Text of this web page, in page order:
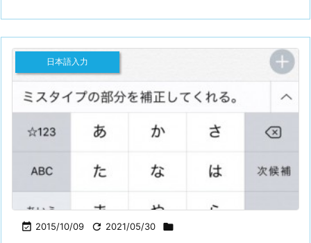
 2015/10/09  2021/05/30 
日本語入力